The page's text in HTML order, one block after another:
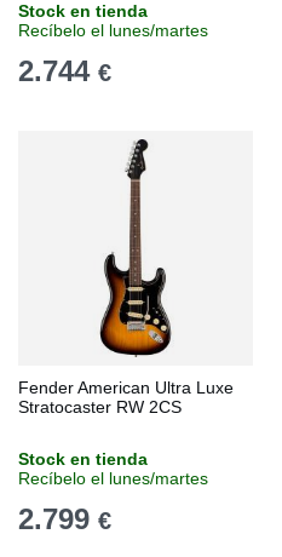
Stock en tienda
Recíbelo el lunes/martes
2.744 €
Fender American Ultra Luxe
Stratocaster RW 2CS
Stock en tienda
Recíbelo el lunes/martes
2.799 €